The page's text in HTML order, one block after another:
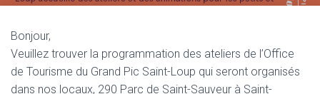
Bonjour,
Veuillez trouver la programmation des ateliers de l’Office
de Tourisme du Grand Pic Saint-Loup qui seront organisés
dans nos locaux, 290 Parc de Saint-Sauveur à Saint-